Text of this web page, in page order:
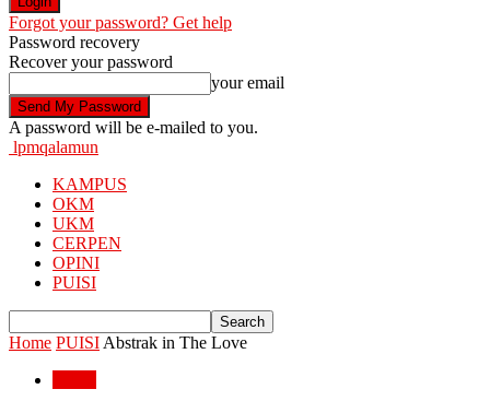
Forgot your password? Get help
Password recovery
Recover your password
your email
A password will be e-mailed to you.
lpmqalamun
KAMPUS
OKM
UKM
CERPEN
OPINI
PUISI
Home PUISI Abstrak in The Love